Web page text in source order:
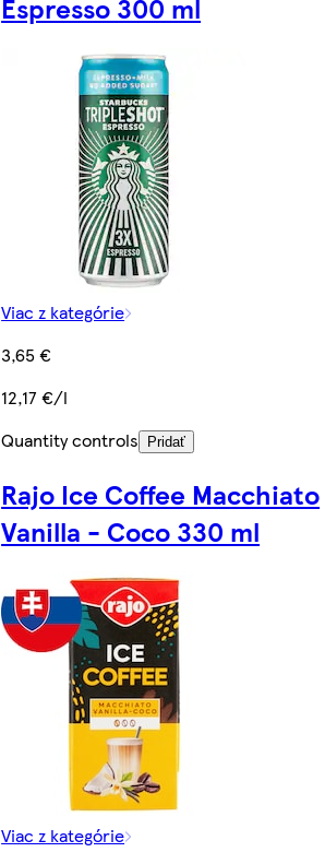
Espresso 300 ml
Viac z kategórie
3,65 €
12,17 €/l
Quantity controls
Pridať
Rajo Ice Coffee Macchiato
Vanilla - Coco 330 ml
Viac z kategórie